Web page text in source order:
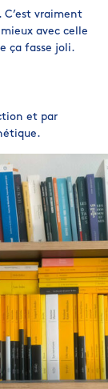
C’est vraiment
avec celle
ça fasse joli.
et par